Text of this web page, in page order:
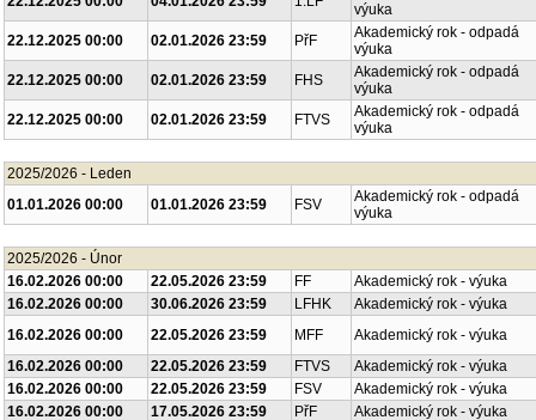
výuka
22.12.2025 00:00
02.01.2026 23:59 PřF
Akademický rok - odpadá
výuka
22.12.2025 00:00
02.01.2026 23:59 FHS
Akademický rok - odpadá
výuka
22.12.2025 00:00
02.01.2026 23:59 FTVS
Akademický rok - odpadá
výuka
2025/2026 - Leden
01.01.2026 00:00
01.01.2026 23:59 FSV
Akademický rok - odpadá
výuka
2025/2026 - Únor
16.02.2026 00:00
22.05.2026 23:59 FF
Akademický rok - výuka
16.02.2026 00:00
30.06.2026 23:59 LFHK
Akademický rok - výuka
16.02.2026 00:00
22.05.2026 23:59 MFF
Akademický rok - výuka
16.02.2026 00:00
22.05.2026 23:59 FTVS
Akademický rok - výuka
16.02.2026 00:00
22.05.2026 23:59 FSV
Akademický rok - výuka
16.02.2026 00:00
17.05.2026 23:59 PřF Akademický rok - výuka